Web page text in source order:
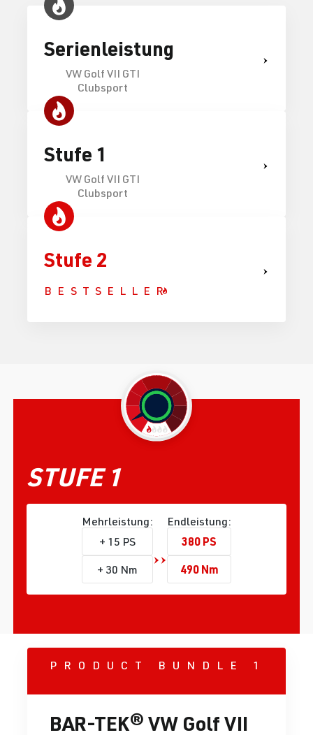
Serienleistung
VW Golf VII GTI
Clubsport
Stufe 1
VW Golf VII GTI
Clubsport
Stufe 2
BESTSELLER
STUFE 1
Mehrleistung:
+ 15 PS
+ 30 Nm
Endleistung:
380 PS
490 Nm
PRODUCT BUNDLE 1
BAR-TEK® VW Golf VII